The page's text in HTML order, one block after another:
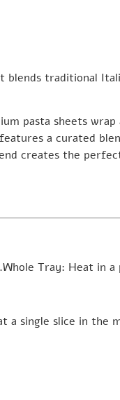
blends traditional
pasta sheets
a curated
creates the
Whole Tray: Heat in a
a single slice in the